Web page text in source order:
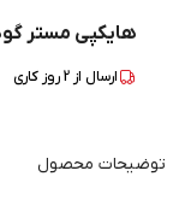
هایکپی مستر
ارسال از 2روز کاری
توضیحات محصول